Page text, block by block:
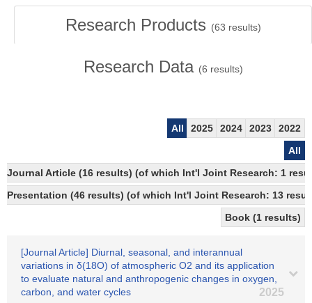
Research Products (63 results)
Research Data (6 results)
All 2025 2024 2023
2022
All
Journal Article (16 results) (of which Int'l Joint Research: 1
Presentation (46 results) (of which Int'l Joint Research: 13
Book (1 results)
[Journal Article] Diurnal, seasonal, and interannual
variations in δ(18O) of atmospheric O2 and its application
to evaluate natural and anthropogenic changes in oxygen,
carbon, and water cycles
2025